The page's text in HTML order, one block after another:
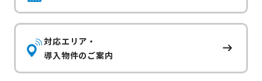
対応エリア・
導入物件のご案内